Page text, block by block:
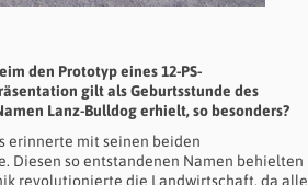
den Prototyp eines 12-PS-
gilt als Geburtsstunde des
Lanz-Bulldog erhielt, so besonders?
erinnerte mit seinen beiden
Diesen so entstandenen Namen behielten
revolutionierte die Landwirtschaft, da alle